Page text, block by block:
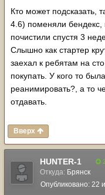
Кто может подсказать,
4.6) поменяли бендекс,
почистили спустя 3
Слышно как стартер
заехал к ребятам на
покупать. У кого то
реанимировать?, а то
отдавать.
Вверх
HUNTER-1
Откуда: Брянск
Опубликовано: 22